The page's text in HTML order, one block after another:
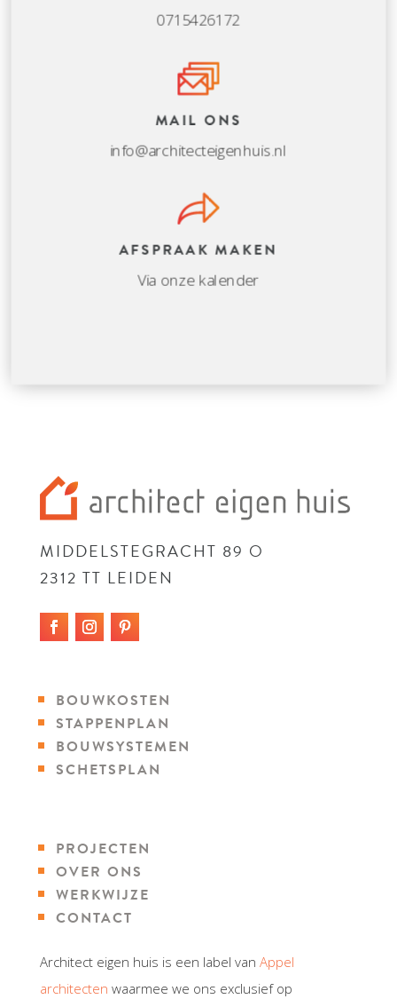
0715426172
MAIL ONS
info@architecteigenhuis.nl
AFSPRAAK MAKEN
Via onze kalender
MIDDELSTEGRACHT 89 O
2312 TT LEIDEN
BOUWKOSTEN
STAPPENPLAN
BOUWSYSTEMEN
SCHETSPLAN
PROJECTEN
OVER ONS
WERKWIJZE
CONTACT
Architect eigen huis is een label van Appel
architecten waarmee we ons exclusief op